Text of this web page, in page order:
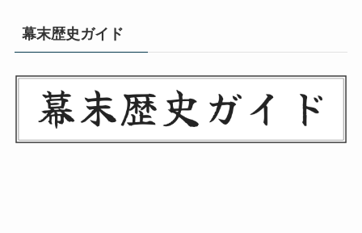
幕末歴史ガイド